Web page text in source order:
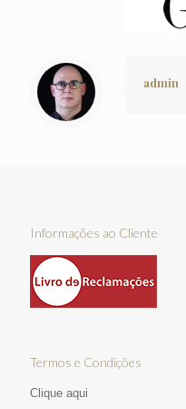
admin
Informações ao Cliente
Termos e Condições
Clique aqui